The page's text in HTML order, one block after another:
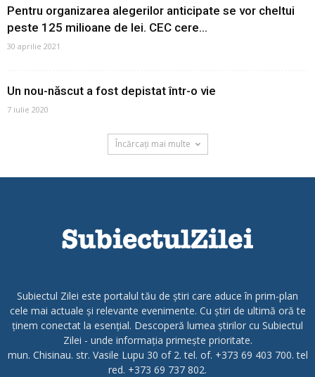
Pentru organizarea alegerilor anticipate se vor cheltui
peste 125 milioane de lei. CEC cere...
30 aprilie 2021
Un nou-născut a fost depistat într-o vie
7 iulie 2020
Încărcați mai multe
Subiectul Zilei este portalul tău de știri care aduce în prim-plan
cele mai actuale și relevante evenimente. Cu știri de ultimă oră te
ținem conectat la esențial. Descoperă lumea știrilor cu Subiectul
Zilei - unde informația primește prioritate.
mun. Chisinau. str. Vasile Lupu 30 of 2. tel. of. +373 69 403 700. tel
red. +373 69 737 802.